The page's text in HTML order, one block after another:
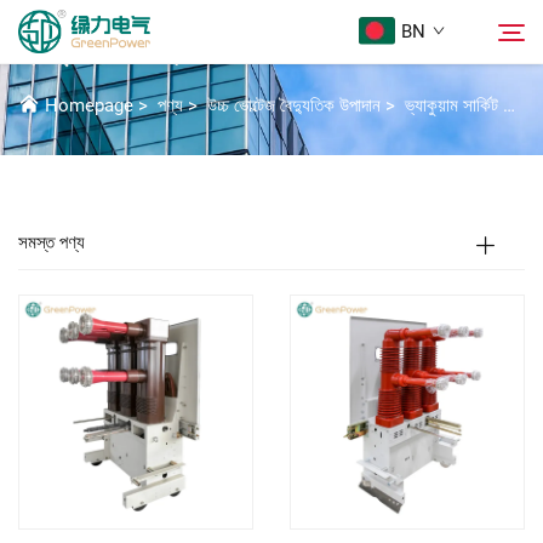
BN
পণ্য
সমাধান
Download
Sampark Kora
ভ্যাকুম সার্কিট ব্রেকার
Homepage>পণ্য>উচ্চ ভোল্টেজ বৈদ্যুতিক উপাদান > ভ্যাকুয়াম সার্কিট ব্রেকার
সমস্ত পণ্য